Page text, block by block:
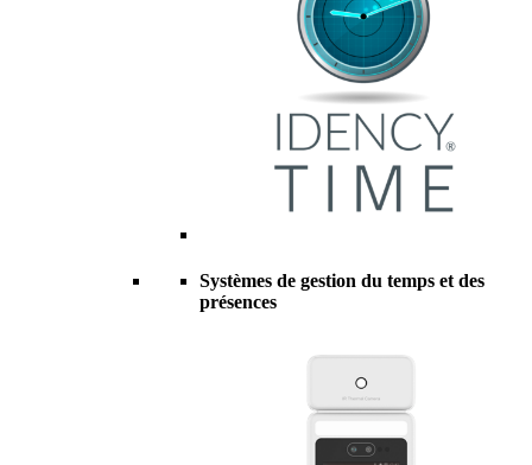
Systèmes de gestion du temps et des
présences